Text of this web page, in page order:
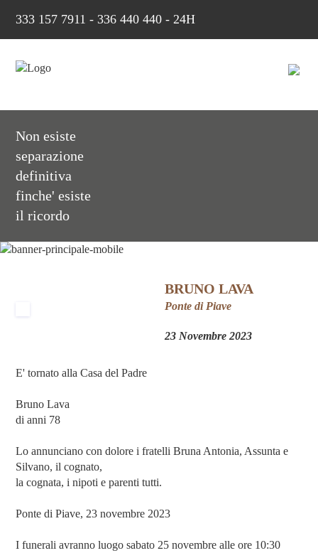
333 157 7911 - 336 440 440 - 24H
Non esiste
separazione
definitiva
finche' esiste
il ricordo
BRUNO LAVA
Ponte di Piave
23 Novembre 2023
E' tornato alla Casa del Padre
Bruno Lava
di anni 78
Lo annunciano con dolore i fratelli Bruna Antonia, Assunta e
Silvano, il cognato,
la cognata, i nipoti e parenti tutti.
Ponte di Piave, 23 novembre 2023
I funerali avranno luogo sabato 25 novembre alle ore 10:30